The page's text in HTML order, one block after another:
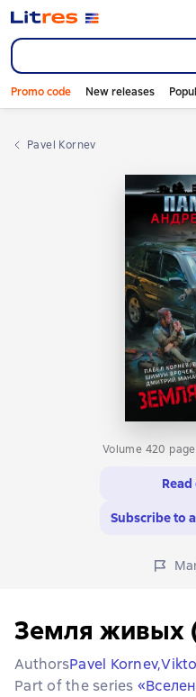
Promo code New releases
Pavel Kornev
Volume 420
Subscribe to
Земля живых
AuthorsPavel Kornev,
Part of the series